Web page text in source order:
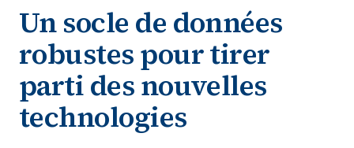
Un socle de données
robustes pour tirer
parti des nouvelles
technologies